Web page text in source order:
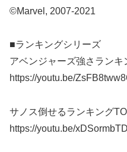
©Marvel, 2007-2021
■ランキングシリーズ
アベンジャーズ強さラン
https://youtu.be/
サノス倒せるランキング
https://youtu.be/